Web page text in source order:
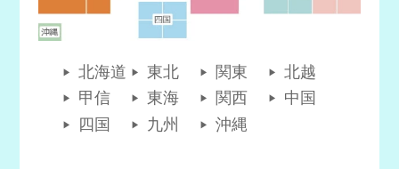
北海道 東北 関東
北越
甲信
東海 関西
中国
四国
九州 沖縄